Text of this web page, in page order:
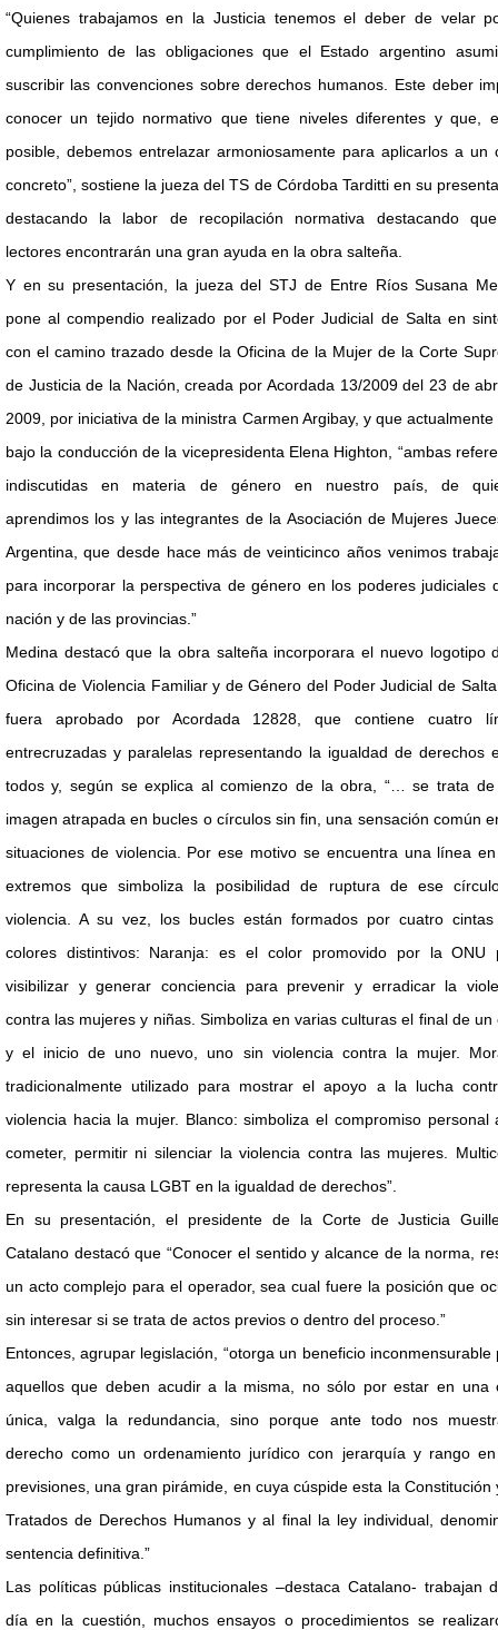
“Quienes trabajamos en la Justicia tenemos el deber de velar
cumplimiento de las obligaciones que el Estado argentino
suscribir las convenciones sobre derechos humanos. Este deber
conocer un tejido normativo que tiene niveles diferentes y que,
posible, debemos entrelazar armoniosamente para aplicarlos a un
concreto”, sostiene la jueza del TS de Córdoba Tarditti en su
destacando la labor de recopilación normativa destacando
lectores encontrarán una gran ayuda en la obra salteña.
Y en su presentación, la jueza del STJ de Entre Ríos Susana
pone al compendio realizado por el Poder Judicial de Salta en
con el camino trazado desde la Oficina de la Mujer de la Corte
de Justicia de la Nación, creada por Acordada 13/2009 del 23 de
2009, por iniciativa de la ministra Carmen Argibay, y que actualmente
bajo la conducción de la vicepresidenta Elena Highton, “ambas
indiscutidas en materia de género en nuestro país, de
aprendimos los y las integrantes de la Asociación de Mujeres
Argentina, que desde hace más de veinticinco años venimos
para incorporar la perspectiva de género en los poderes judiciales
nación y de las provincias.”
Medina destacó que la obra salteña incorporara el nuevo logotipo
Oficina de Violencia Familiar y de Género del Poder Judicial de
fuera aprobado por Acordada 12828, que contiene cuatro
entrecruzadas y paralelas representando la igualdad de derechos
todos y, según se explica al comienzo de la obra, “… se trata de
imagen atrapada en bucles o círculos sin fin, una sensación común
situaciones de violencia. Por ese motivo se encuentra una línea
extremos que simboliza la posibilidad de ruptura de ese
violencia. A su vez, los bucles están formados por cuatro
colores distintivos: Naranja: es el color promovido por la ONU
visibilizar y generar conciencia para prevenir y erradicar la
contra las mujeres y niñas. Simboliza en varias culturas el final de un
y el inicio de uno nuevo, uno sin violencia contra la mujer.
tradicionalmente utilizado para mostrar el apoyo a la lucha
violencia hacia la mujer. Blanco: simboliza el compromiso personal
cometer, permitir ni silenciar la violencia contra las mujeres.
representa la causa LGBT en la igualdad de derechos”.
En su presentación, el presidente de la Corte de Justicia
Catalano destacó que “Conocer el sentido y alcance de la norma,
un acto complejo para el operador, sea cual fuere la posición que
sin interesar si se trata de actos previos o dentro del proceso.”
Entonces, agrupar legislación, “otorga un beneficio inconmensurable
aquellos que deben acudir a la misma, no sólo por estar en una
única, valga la redundancia, sino porque ante todo nos
derecho como un ordenamiento jurídico con jerarquía y rango
previsiones, una gran pirámide, en cuya cúspide esta la Constitución
Tratados de Derechos Humanos y al final la ley individual,
sentencia definitiva.”
Las políticas públicas institucionales –destaca Catalano- trabajan
día en la cuestión, muchos ensayos o procedimientos se